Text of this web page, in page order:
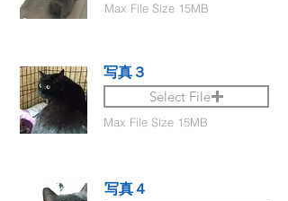
Max File Size 15MB
写真３
Select File
Max File Size 15MB
写真４